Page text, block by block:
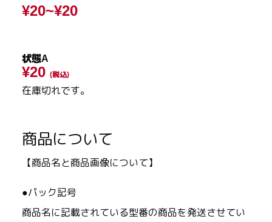
¥20~¥20
状態A
¥20 (税込)
在庫切れです。
商品について
【商品名と商品画像について】
●パック記号
商品名に記載されている型番の商品を発送させてい